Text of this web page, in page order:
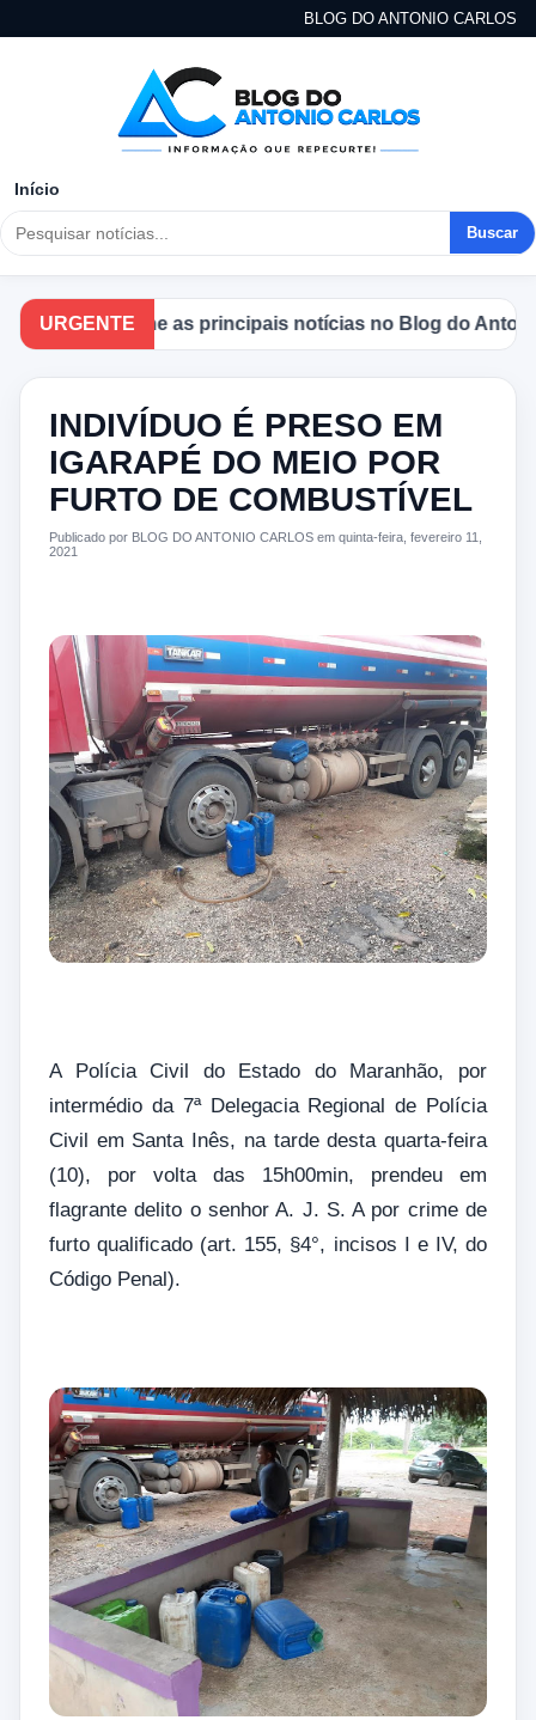
BLOG DO ANTONIO CARLOS
Início
Buscar
URGENTE
Acompanhe as principais notícias no Blog do Antonio
INDIVÍDUO É PRESO EM
IGARAPÉ DO MEIO POR
FURTO DE COMBUSTÍVEL
Publicado por BLOG DO ANTONIO CARLOS em quinta-feira, fevereiro 11,
2021
A Polícia Civil do Estado do Maranhão, por
intermédio da 7ª Delegacia Regional de Polícia
Civil em Santa Inês, na tarde desta quarta-feira
(10), por volta das 15h00min, prendeu em
flagrante delito o senhor A. J. S. A por crime de
furto qualificado (art. 155, §4°, incisos I e IV, do
Código Penal).